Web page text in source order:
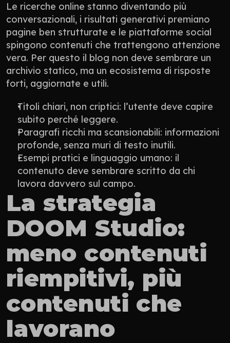
Le ricerche online stanno diventando più
conversazionali, i risultati generativi premiano
pagine ben strutturate e le piattaforme social
spingono contenuti che trattengono attenzione
vera. Per questo il blog non deve sembrare un
archivio statico, ma un ecosistema di risposte
forti, aggiornate e utili.
Titoli chiari, non criptici: l’utente deve capire
subito perché leggere.
Paragrafi ricchi ma scansionabili: informazioni
profonde, senza muri di testo inutili.
Esempi pratici e linguaggio umano: il
contenuto deve sembrare scritto da chi
lavora davvero sul campo.
La strategia
DOOM Studio:
meno contenuti
riempitivi, più
contenuti che
lavorano